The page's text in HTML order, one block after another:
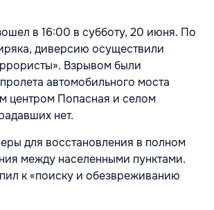
в 16:00 в субботу, 20 июня. По
диверсию осуществили
Взрывом были
автомобильного моста
центром Попасная и селом
нет.
для восстановления в полном
между населенными пунктами.
к «поиску и обезвреживанию